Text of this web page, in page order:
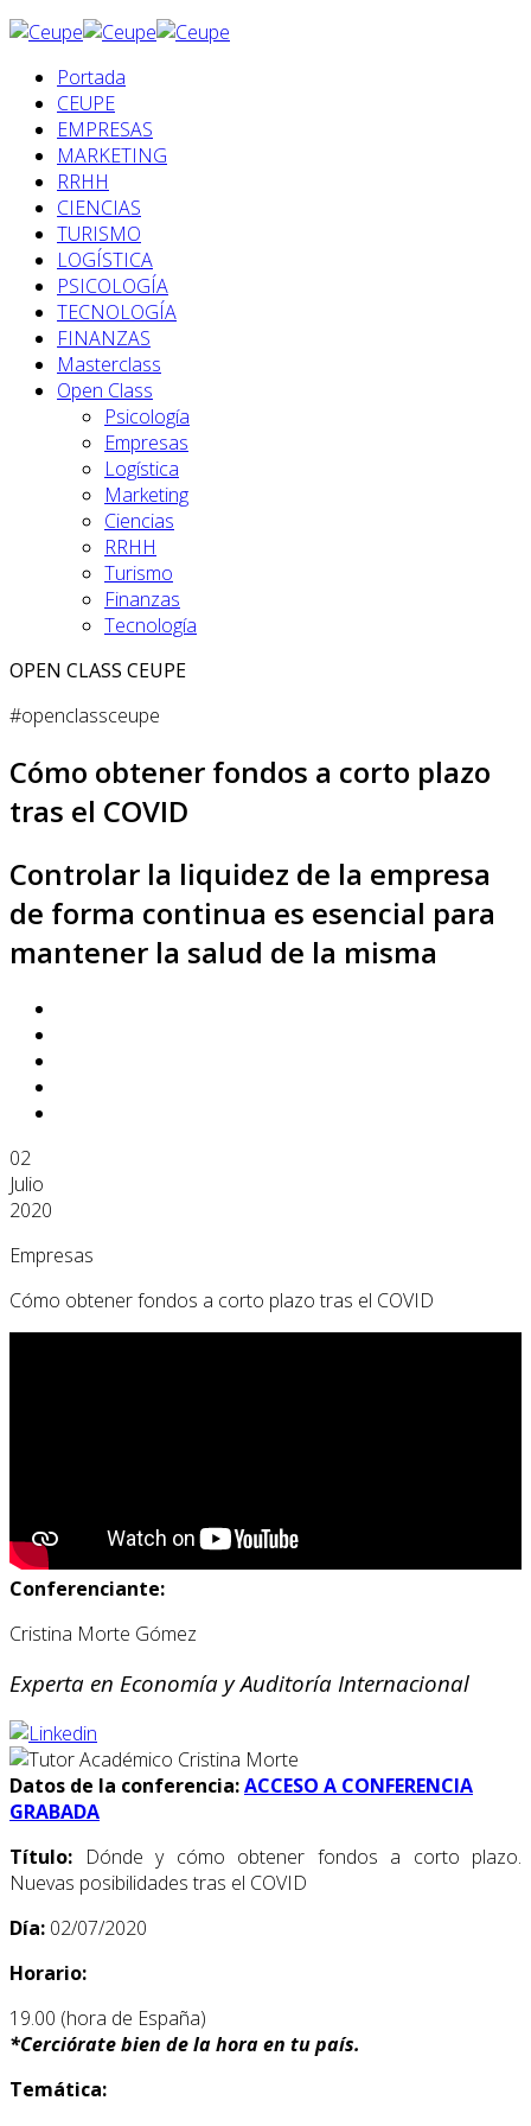
Portada
CEUPE
EMPRESAS
MARKETING
RRHH
CIENCIAS
TURISMO
LOGÍSTICA
PSICOLOGÍA
TECNOLOGÍA
FINANZAS
Masterclass
Open Class
Psicología
Empresas
Logística
Marketing
Ciencias
RRHH
Turismo
Finanzas
Tecnología
OPEN CLASS CEUPE
#openclassceupe
Cómo obtener fondos a corto plazo
tras el COVID
Controlar la liquidez de la empresa
de forma continua es esencial para
mantener la salud de la misma
02
Julio
2020
Empresas
Cómo obtener fondos a corto plazo tras el COVID
Conferenciante:
Cristina Morte Gómez
Experta en Economía y Auditoría Internacional
Datos de la conferencia:ACCESO A CONFERENCIA
GRABADA
Título: Dónde y cómo obtener fondos a corto plazo.
Nuevas posibilidades tras el COVID
Día: 02/07/2020
Horario:
19.00 (hora de España)
*Cerciórate bien de la hora en tu país.
Temática: